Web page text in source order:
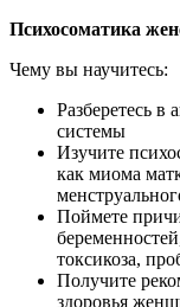
Психосоматика
Чему вы научитесь:
Разберетесь
системы
Изучите
как миома
Поймете
токсикоза,
Получите
здоровья